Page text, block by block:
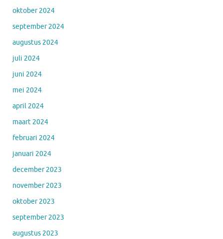
oktober 2024
september 2024
augustus 2024
juli 2024
juni 2024
mei 2024
april 2024
maart 2024
februari 2024
januari 2024
december 2023
november 2023
oktober 2023
september 2023
augustus 2023